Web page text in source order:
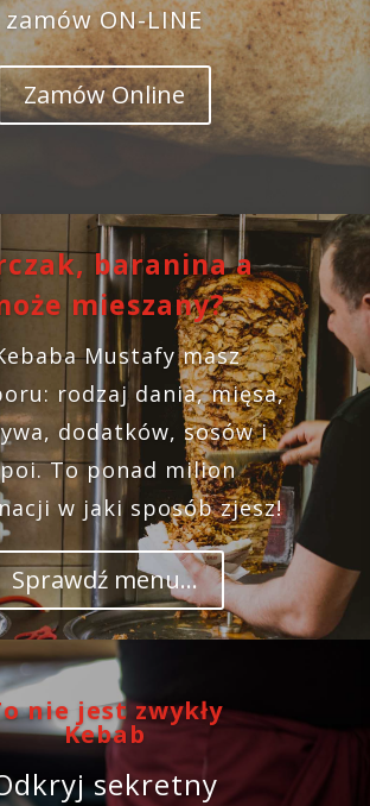
zamów ON-LINE
Zamów Online
baranina a
mieszany?
Mustafy masz
rodzaj dania, mięsa,
dodatków, sosów i
To ponad milion
w jaki sposób zjesz!
Sprawdź menu...
nie jest zwykły
Kebab
sekretny